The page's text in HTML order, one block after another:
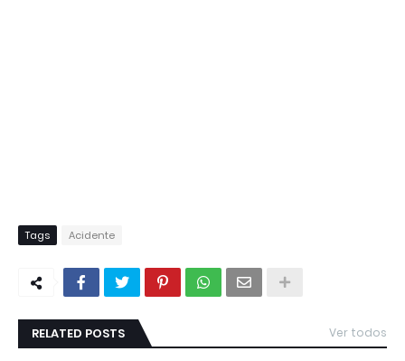
Tags Acidente
RELATED POSTS Ver todos